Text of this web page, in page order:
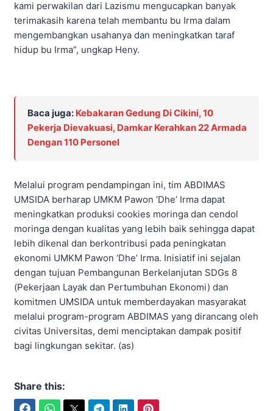
kami perwakilan dari Lazismu mengucapkan banyak
terimakasih karena telah membantu bu Irma dalam
mengembangkan usahanya dan meningkatkan taraf
hidup bu Irma”, ungkap Heny.
Baca juga: Kebakaran Gedung Di Cikini, 10
Pekerja Dievakuasi, Damkar Kerahkan 22 Armada
Dengan 110 Personel
Melalui program pendampingan ini, tim ABDIMAS
UMSIDA berharap UMKM Pawon ‘Dhe’ Irma dapat
meningkatkan produksi cookies moringa dan cendol
moringa dengan kualitas yang lebih baik sehingga dapat
lebih dikenal dan berkontribusi pada peningkatan
ekonomi UMKM Pawon ‘Dhe’ Irma. Inisiatif ini sejalan
dengan tujuan Pembangunan Berkelanjutan SDGs 8
(Pekerjaan Layak dan Pertumbuhan Ekonomi) dan
komitmen UMSIDA untuk memberdayakan masyarakat
melalui program-program ABDIMAS yang dirancang oleh
civitas Universitas, demi menciptakan dampak positif
bagi lingkungan sekitar. (as)
Share this: